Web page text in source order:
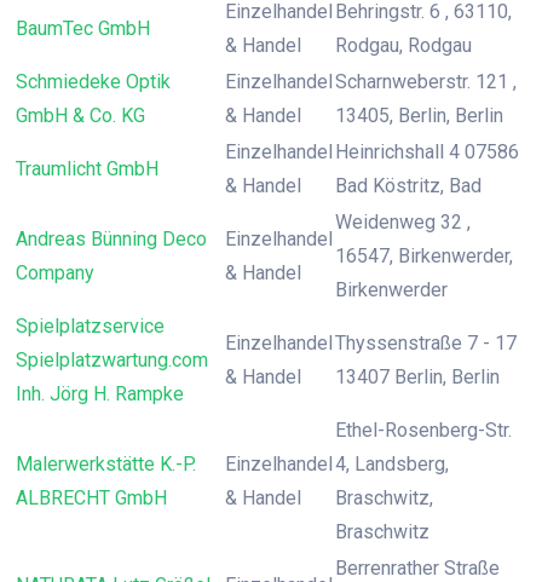
BaumTec GmbH
Einzelhandel
& Handel
Behringstr. 6 , 63110,
Rodgau, Rodgau
Schmiedeke Optik
GmbH & Co. KG
Einzelhandel
& Handel
Scharnweberstr. 121 ,
13405, Berlin, Berlin
Traumlicht GmbH
Einzelhandel
& Handel
Heinrichshall 4 07586
Bad Köstritz, Bad
Andreas Bünning Deco
Company
Einzelhandel
& Handel
Weidenweg 32 ,
16547, Birkenwerder,
Birkenwerder
Spielplatzservice
Spielplatzwartung.com
Inh. Jörg H. Rampke
Einzelhandel
& Handel
Thyssenstraße 7 - 17
13407 Berlin, Berlin
Malerwerkstätte K.-P.
ALBRECHT GmbH
Einzelhandel
& Handel
Ethel-Rosenberg-Str.
4, Landsberg,
Braschwitz,
Braschwitz
Berrenrather Straße